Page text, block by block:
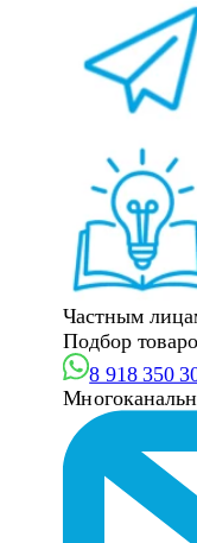
Частным
Подбор
8 918 350